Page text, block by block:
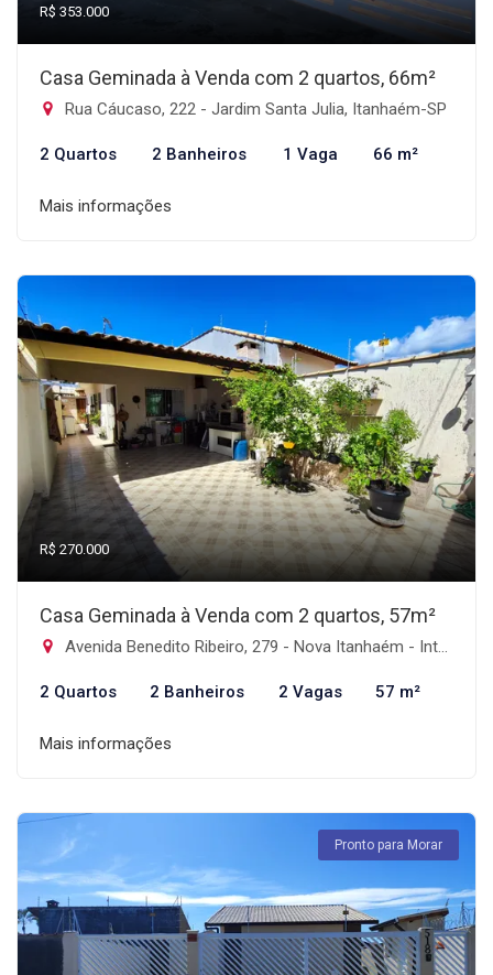
R$ 353.000
Casa Geminada à Venda com 2 quartos, 66m²
Rua Cáucaso, 222 - Jardim Santa Julia, Itanhaém-SP
2 Quartos 2 Banheiros 1 Vaga 66 m²
Mais informações
R$ 270.000
Casa Geminada à Venda com 2 quartos, 57m²
Avenida Benedito Ribeiro, 279 - Nova Itanhaém - Interior, Itanhaém-SP
2 Quartos 2 Banheiros 2 Vagas 57 m²
Mais informações
Pronto para Morar